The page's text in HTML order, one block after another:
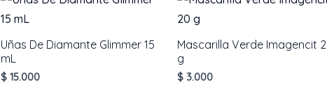
Uñas De Diamante Glimmer 15
mL
$ 15.000
Mascarilla Verde Imagencit
g
$ 3.000